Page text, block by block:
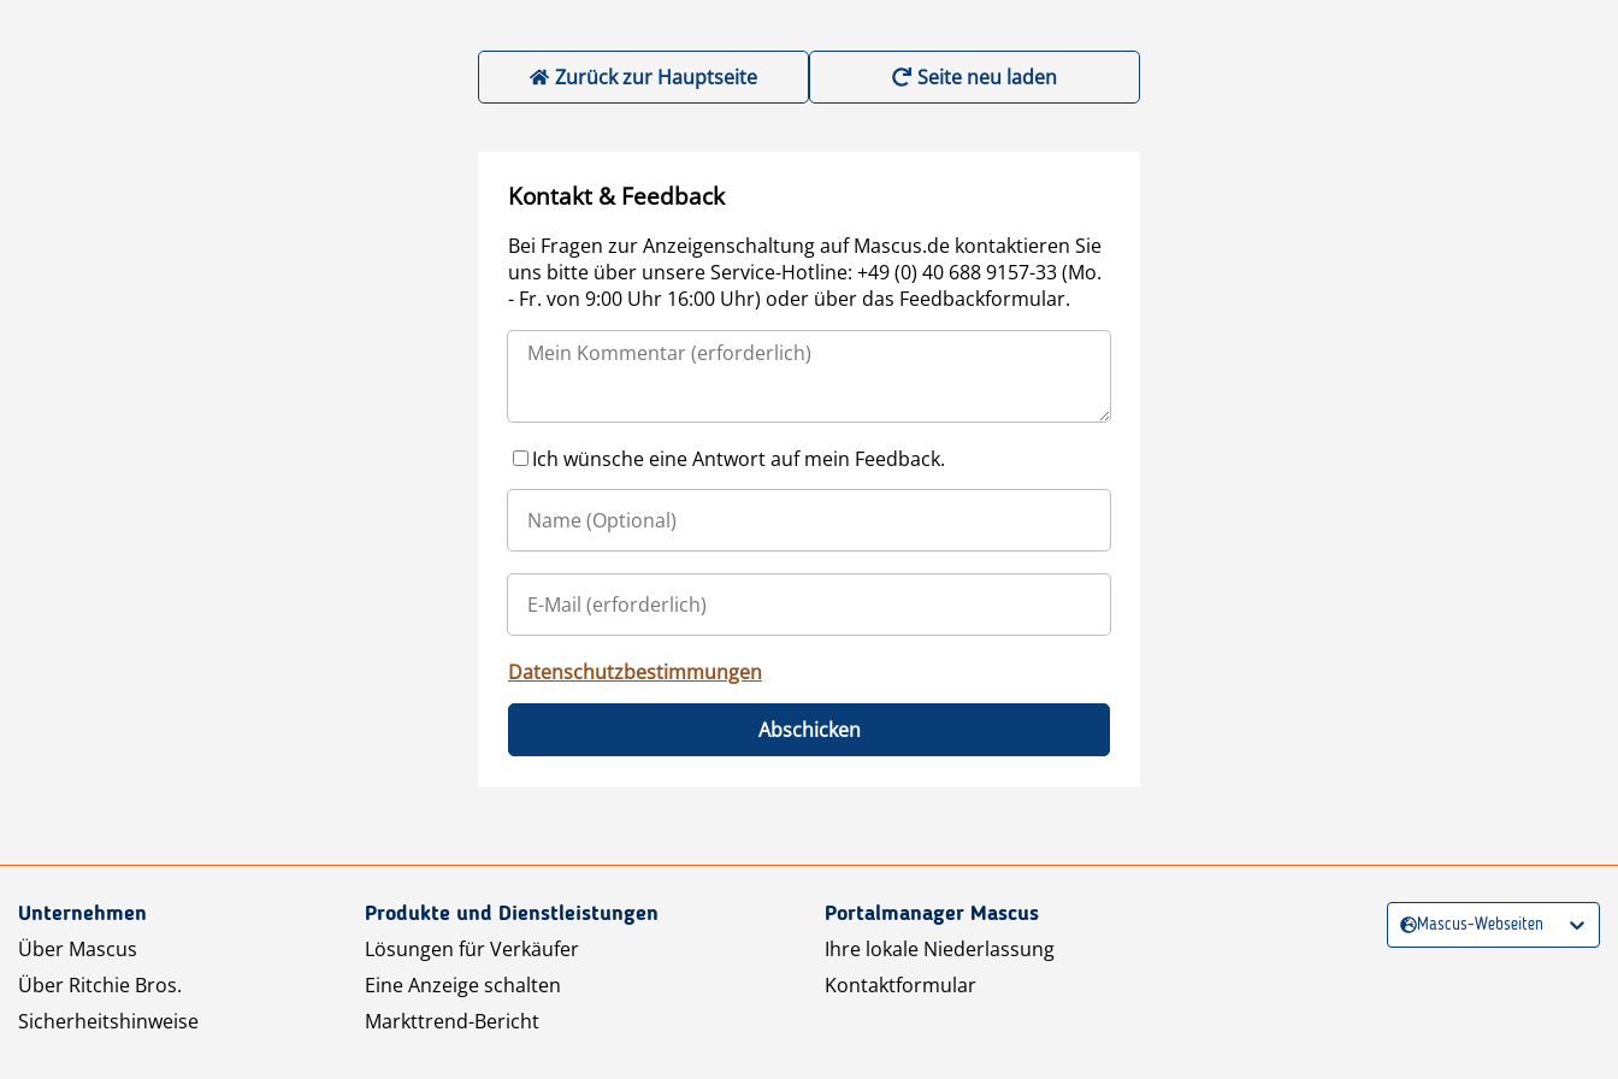
Zurück zur Hauptseite Seite neu laden
Kontakt & Feedback
Bei Fragen zur Anzeigenschaltung auf Mascus.de kontaktieren Sie
uns bitte über unsere Service-Hotline: +49 (0) 40 688 9157-33 (Mo.
- Fr. von 9:00 Uhr 16:00 Uhr) oder über das Feedbackformular.
Ich wünsche eine Antwort auf mein Feedback.
Datenschutzbestimmungen
Abschicken
Unternehmen
Über Mascus
Über Ritchie Bros.
Sicherheitshinweise
Produkte und Dienstleistungen
Lösungen für Verkäufer
Eine Anzeige schalten
Markttrend-Bericht
Portalmanager Mascus
Ihre lokale Niederlassung
Kontaktformular
Mascus-Webseiten